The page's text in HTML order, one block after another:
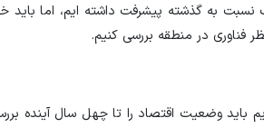
نسبت به گذشته پیشرفت داشته ایم، اما باید
فناوری در منطقه بررسی کنیم.
باید وضعیت اقتصاد را تا چهل سال آینده